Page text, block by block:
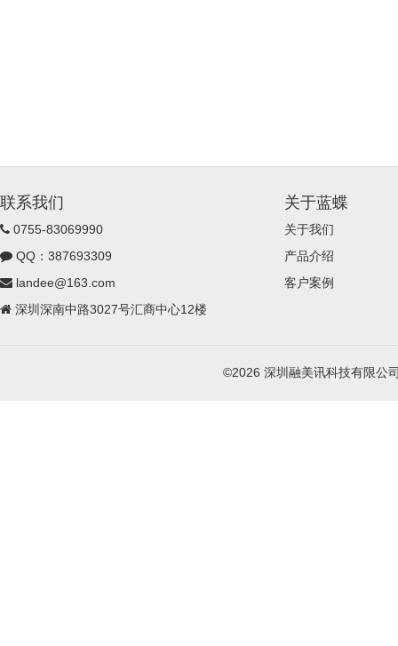
联系我们
0755-83069990
QQ：387693309
landee@163.com
深圳深南中路3027号汇商中心12楼
关于蓝蝶
关于我们
产品介绍
客户案例
©2026 深圳融美讯科技有限公